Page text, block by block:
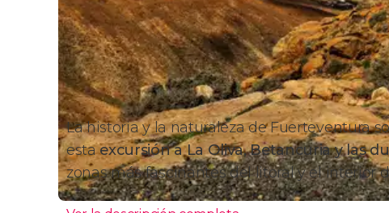
La historia y la naturaleza de Fuerteventura
estaexcursión a La Oliva, Betancuria y las
zonas más fascinantes del litoral y el interior